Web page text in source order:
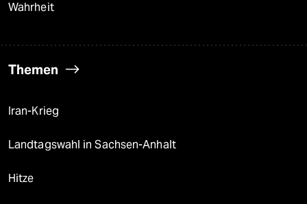
Wahrheit
Themen
Iran-Krieg
Landtagswahl in Sachsen-Anhalt
Hitze